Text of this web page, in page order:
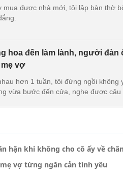
mua được nhà mới, tôi lập bàn thờ
hoa đến làm lành, người
vợ
hơn 1 tuần, tôi đứng ngồi không
vừa bước đến cửa, nghe được câu
hận khi không cho cô ấy về
vợ từng ngăn cản tình yêu